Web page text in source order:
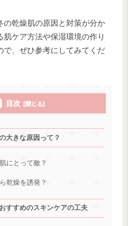
の乾燥肌の原因と対策が分か
肌ケア方法や保湿環境の作り
で、ぜひ参考にしてみてくだ
目次
大きな原因って？
にとって敵？
乾燥を誘発？
すすめのスキンケアの工夫